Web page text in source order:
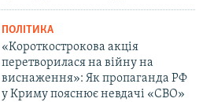
ПОЛІТИКА
«Короткострокова акція
перетворилася на війну на
виснаження»: Як пропаганда РФ
у Криму пояснює невдачі «СВО»